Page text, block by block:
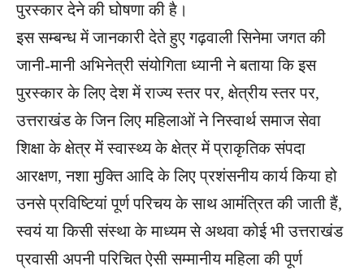
पुरस्कार देने की घोषणा की है।
इस सम्बन्ध में जानकारी देते हुए गढ़वाली सिनेमा जगत की
जानी-मानी अभिनेत्री संयोगिता ध्यानी ने बताया कि इस
पुरस्कार के लिए देश में राज्य स्तर पर, क्षेत्रीय स्तर पर,
उत्तराखंड के जिन लिए महिलाओं ने निस्वार्थ समाज सेवा
शिक्षा के क्षेत्र में स्वास्थ्य के क्षेत्र में प्राकृतिक संपदा
आरक्षण, नशा मुक्ति आदि के लिए प्रशंसनीय कार्य किया हो
उनसे प्रविष्टियां पूर्ण परिचय के साथ आमंत्रित की जाती हैं,
स्वयं या किसी संस्था के माध्यम से अथवा कोई भी उत्तराखंड
प्रवासी अपनी परिचित ऐसी सम्मानीय महिला की पूर्ण